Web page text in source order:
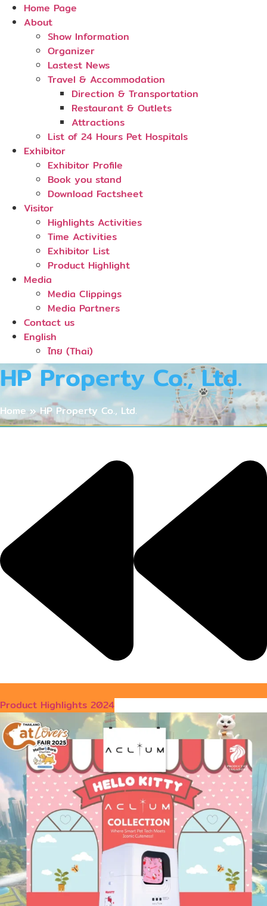
Home Page
About
Show Information
Organizer
Lastest News
Travel & Accommodation
Direction & Transportation
Restaurant & Outlets
Attractions
List of 24 Hours Pet Hospitals
Exhibitor
Exhibitor Profile
Book you stand
Download Factsheet
Visitor
Highlights Activities
Time Activities
Exhibitor List
Product Highlight
Media
Media Clippings
Media Partners
Contact us
English
ไทย (Thai)
HP Property Co., Ltd.
Home »HP Property Co., Ltd.
Product Highlights 2024